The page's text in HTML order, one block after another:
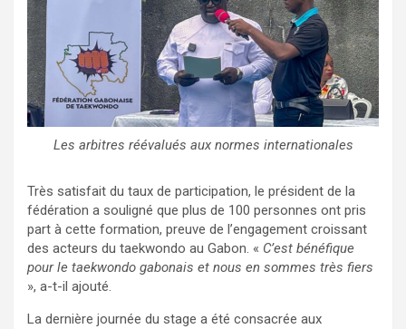
Les arbitres réévalués aux normes internationales
Très satisfait du taux de participation, le président de la
fédération a souligné que plus de 100 personnes ont pris
part à cette formation, preuve de l’engagement croissant
des acteurs du taekwondo au Gabon. « C’est bénéfique
pour le taekwondo gabonais et nous en sommes très fiers
», a-t-il ajouté.
La dernière journée du stage a été consacrée aux